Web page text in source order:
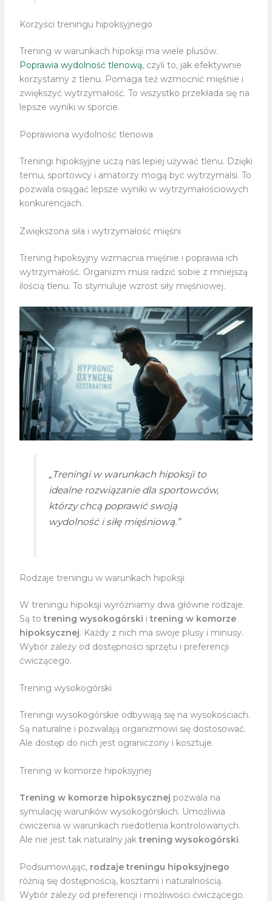
Korzyści treningu hipoksyjnego
Trening w warunkach hipoksji ma wiele plusów.
Poprawia wydolność tlenową, czyli to, jak efektywnie
korzystamy z tlenu. Pomaga też wzmocnić mięśnie i
zwiększyć wytrzymałość. To wszystko przekłada się na
lepsze wyniki w sporcie.
Poprawiona wydolność tlenowa
Treningi hipoksyjne uczą nas lepiej używać tlenu. Dzięki
temu, sportowcy i amatorzy mogą być wytrzymalsi. To
pozwala osiągać lepsze wyniki w wytrzymałościowych
konkurencjach.
Zwiększona siła i wytrzymałość mięśni
Trening hipoksyjny wzmacnia mięśnie i poprawia ich
wytrzymałość. Organizm musi radzić sobie z mniejszą
ilością tlenu. To stymuluje wzrost siły mięśniowej.
„Treningi w warunkach hipoksji to
idealne rozwiązanie dla sportowców,
którzy chcą poprawić swoją
wydolność i siłę mięśniową.”
Rodzaje treningu w warunkach hipoksji
W treningu hipoksji wyróżniamy dwa główne rodzaje.
Są totrening wysokogórski itrening w komorze
hipoksycznej. Każdy z nich ma swoje plusy i minusy.
Wybór zależy od dostępności sprzętu i preferencji
ćwiczącego.
Trening wysokogórski
Treningi wysokogórskie odbywają się na wysokościach.
Są naturalne i pozwalają organizmowi się dostosować.
Ale dostęp do nich jest ograniczony i kosztuje.
Trening w komorze hipoksyjnej
Trening w komorze hipoksycznej pozwala na
symulację warunków wysokogórskich. Umożliwia
ćwiczenia w warunkach niedotlenia kontrolowanych.
Ale nie jest tak naturalny jaktrening wysokogórski.
Podsumowując, rodzaje treningu hipoksyjnego
różnią się dostępnością, kosztami i naturalnością.
Wybór zależy od preferencji i możliwości ćwiczącego.